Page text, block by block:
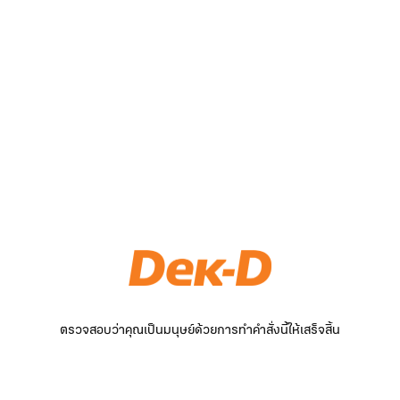
ตรวจสอบว่าคุณเป็นมนุษย์ด้วยการทำคำสั่งนี้ให้เสร็จสิ้น